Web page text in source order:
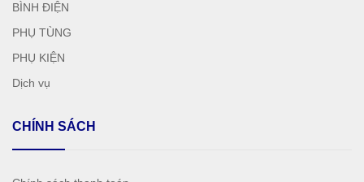
BÌNH ĐIỆN
PHỤ TÙNG
PHỤ KIỆN
Dịch vụ
CHÍNH SÁCH